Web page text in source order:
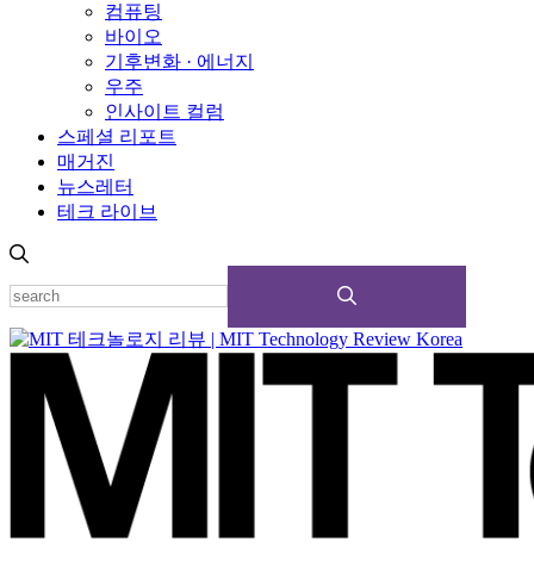
컴퓨팅
바이오
기후변화 · 에너지
우주
인사이트 컬럼
스페셜 리포트
매거진
뉴스레터
테크 라이브